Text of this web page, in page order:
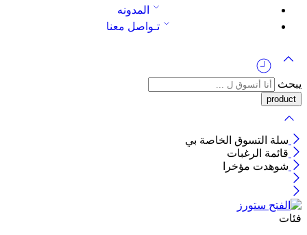
المدونه
تـواصل معنا
يبحث
سلة التسوق الخاصة بي
قائمة الرغبات
شوهدت مؤخرا
فئات